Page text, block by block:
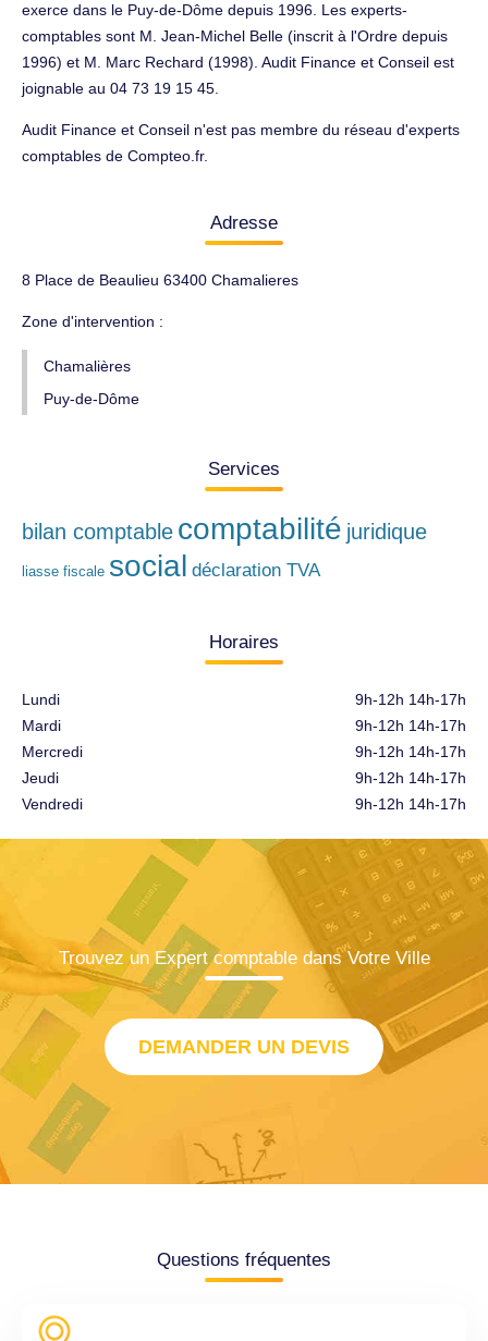
exerce dans le Puy-de-Dôme depuis 1996. Les experts-
comptables sont M. Jean-Michel Belle (inscrit à l'Ordre depuis
1996) et M. Marc Rechard (1998). Audit Finance et Conseil est
joignable au 04 73 19 15 45.
Audit Finance et Conseil n'est pas membre du réseau d'experts
comptables de Compteo.fr.
Adresse
8 Place de Beaulieu 63400 Chamalieres
Zone d'intervention :
Chamalières
Puy-de-Dôme
Services
bilan comptable comptabilité juridique
liasse fiscale social déclaration TVA
Horaires
Lundi
Mardi
Mercredi
Jeudi
Vendredi
9h-12h 14h-17h
9h-12h 14h-17h
9h-12h 14h-17h
9h-12h 14h-17h
9h-12h 14h-17h
Trouvez un Expert comptable dans Votre Ville
DEMANDER UN DEVIS
Questions fréquentes